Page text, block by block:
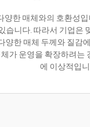
양한 매체와의 호환성
습니다. 따라서 기업
한 매체 두께와 질
가 운영을 확장하려는
에 이상적입니